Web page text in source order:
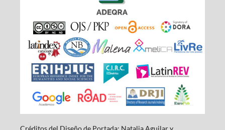
Créditos del Diseño de Portada: Natalia Aguilar y